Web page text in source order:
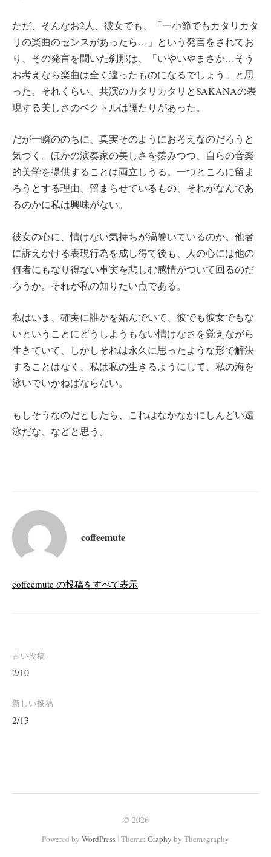
ただ、そんなお2人、彼女でも、「一小節でもカタリカタ
リの楽曲のセンスがあったら…」という発言をされてお
り、その発言を聞いた刹那は、「いやいやまさか…そう
お考えなら楽曲は全く違ったものになるでしょう」と思
った。それくらい、共演のカタリカタリとSAKANAの表
現する美しさのベクトルは隔たりがあった。
だが一瞬ののちに、真実そのようにお考えなのだろうと
気づく。ほかの演奏家の美しさを羨みつつ、自らの音楽
的美学を提供することは両立しうる。一つところに留ま
ろうとする理由、留まらせているもの、それがなんであ
るのかに私は興味がない。
彼女の心に、情けない気持ちが渦巻いているのか。他者
に訴えかける表現行為を成し得て後も、人の心には他の
何者にもなり得ない事実を悲しむ感情がついて回るのだ
ろうか。それが私の知りたい点である。
私はいま、確実に誰かを妬んでいて、彼でも彼女でもな
いということにどうしようもない情けなさを覚えながら
生きていて、しかしそれは永久に思ったような形で解決
することはなく、私は私の生きるようにして、私の海を
泳いでいかねばならない。
もしそうなのだとしたら、これはなかなかにしんどい遠
泳だな、などと思う。
coffeemute
coffeemute の投稿をすべて表示
投
稿
ナ
ビ
古い投稿
2/10
新しい投稿
2/13
© 2026
Powered by WordPress | Theme: Graphy by Themegraphy